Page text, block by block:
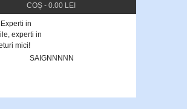
COȘ- 0.00 LEI
SAIGNNNNN